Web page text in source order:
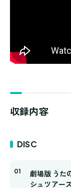
収録内容
DISC
劇場版 うた
シュツアー